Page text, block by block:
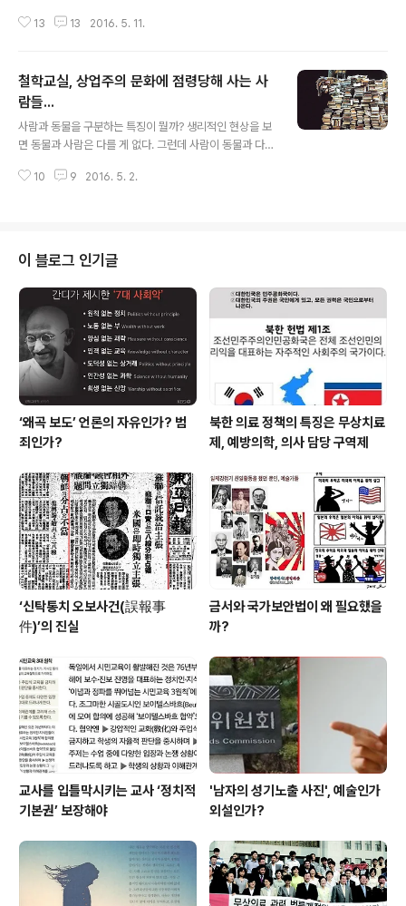
역 경계태세 높은 수준 유지/ 북 당대회 외신들, 200미터
체' 강조/ 6차당대회 '기대'했던 북 주민/북 인민군, 전방지
역 경계태세 높은 수준 유지/당대회 진행중인 북 "핵 보유
는 보편적 상식" 되풀이/북, 7차 당대회 통해 김정은-당 '하
나의 유기체' 강조/외신 "북한 당대회 개최…김정은도 행사
문에 올라 온 기사다. 데일리안이 우리나라 신문이라는 걸
13 13 2016. 5. 11.
철학교실, 상업주의 문화에 점령당해 사는 사
람들...
사람과 동물을 구분하는 특징이 뭘까? 생리적인 현상을 보
면 동물과 사람은 다를 게 없다. 그런데 사람이 동물과 다른
데 있다. 말과 글을 사용하고 구성원간의 소통과 말과 글을
가지로 추위와 더위, 배고픔 등을 해결하려는 생리적인 욕
구가 있다. 그러나 인간은 동물과 달리 주어진 환경에 적응
하는 것이 아니라 자신의 욕구를 최대한 충족시키기 위해
효과적인 방안을 찾고 환경을 개선하기도 하고 한다, 이렇
게 '인간이 자연환경을 적극적으로 활용하고 적응하는 과
정에서 획득한 성과'를 문화라고 한..
10 9 2016. 5. 2.
이 블로그 인기글
‘왜곡 보도’ 언론의 자유인가? 범
죄인가?
북한 의료 정책의 특징은 무상치료
제, 예방의학, 의사 담당 구역제
‘신탁통치 오보사건(誤報事
件)’의 진실
금서와 국가보안법이 왜 필요했을
까?
교사를 입틀막시키는 교사 ‘정치적
기본권’ 보장해야
'남자의 성기노출 사진', 예술인가
외설인가?